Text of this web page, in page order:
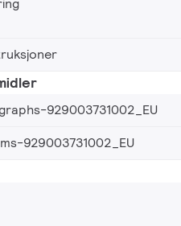
929003731002_EU
929003731002_EU